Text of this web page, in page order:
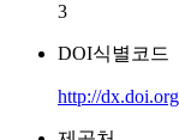
3
DOI식별코드
http://